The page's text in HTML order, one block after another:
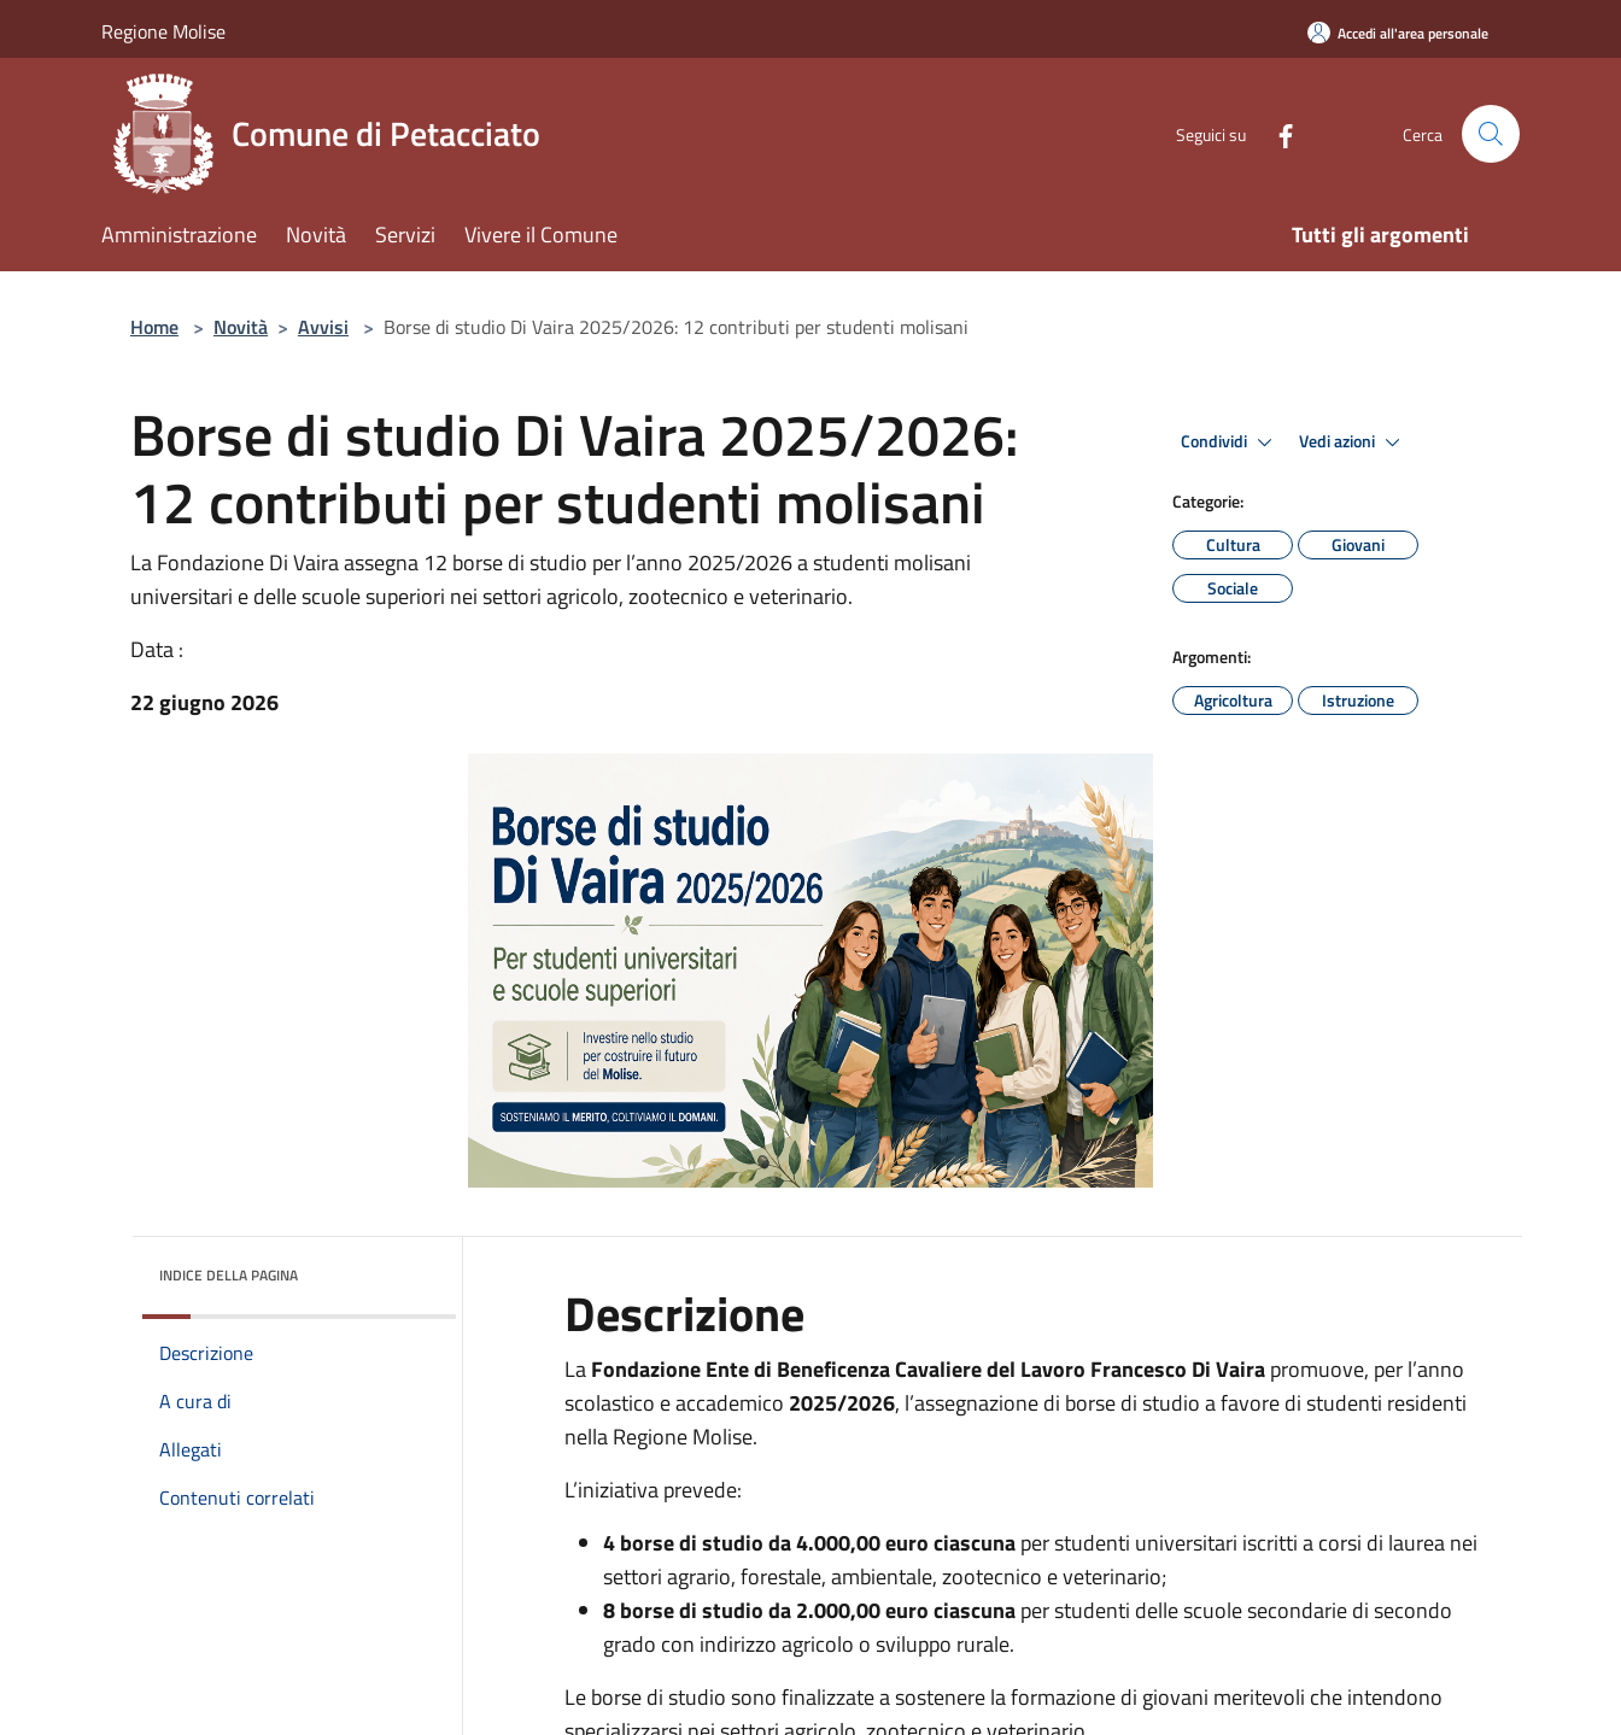
Regione Molise Accedi all'area personale
Comune di Petacciato Seguici su Cerca
Amministrazione Novità Servizi Vivere il Comune Tutti gli argomenti
Home > Novità > Avvisi > Borse di studio Di Vaira 2025/2026: 12 contributi per studenti molisani
Borse di studio Di Vaira 2025/2026:
12 contributi per studenti molisani
La Fondazione Di Vaira assegna 12 borse di studio per l’anno 2025/2026 a studenti molisani
universitari e delle scuole superiori nei settori agricolo, zootecnico e veterinario.
Data :
22 giugno 2026
Condividi Vedi azioni
Categorie:
Cultura
Giovani
Sociale
Argomenti:
Agricoltura
Istruzione
INDICE DELLA PAGINA
Descrizione
A cura di
Allegati
Contenuti correlati
Descrizione
LaFondazione Ente di Beneficenza Cavaliere del Lavoro Francesco Di Vairapromuove, per l’anno
scolastico e accademico 2025/2026, l’assegnazione di borse di studio a favore di studenti residenti
nella Regione Molise.
L’iniziativa prevede:
4 borse di studio da 4.000,00 euro ciascunaper studenti universitari iscritti a corsi di laurea nei
settori agrario, forestale, ambientale, zootecnico e veterinario;
8 borse di studio da 2.000,00 euro ciascunaper studenti delle scuole secondarie di secondo
grado con indirizzo agricolo o sviluppo rurale.
Le borse di studio sono finalizzate a sostenere la formazione di giovani meritevoli che intendono